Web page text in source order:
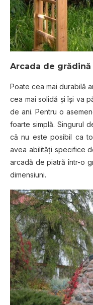
Arcada de
Poate cea mai durabilă
cea mai solidă şi îşi va
de ani. Pentru o
foarte simplă. Singurul
că nu este posibil ca
avea abilităţi specifice
arcadă de piatră într-o
dimensiuni.